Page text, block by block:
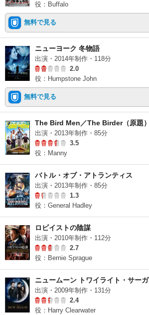
役：Buffalo
無料で見る
ニューヨーク 冬物語
出演・2014年制作・118分
2.0
役：Humpstone John
無料で見る
The Bird Men／The Birder（原題）
出演・2013年制作・85分
3.5
役：Manny
バトル・オブ・アトランティス
出演・2013年制作・85分
1.3
役：General Hadley
ロビイストの陰謀
出演・2010年制作・112分
2.7
役：Bernie Sprague
ニュームーン トワイライト・サーガ
出演・2009年制作・131分
2.4
役：Harry Clearwater